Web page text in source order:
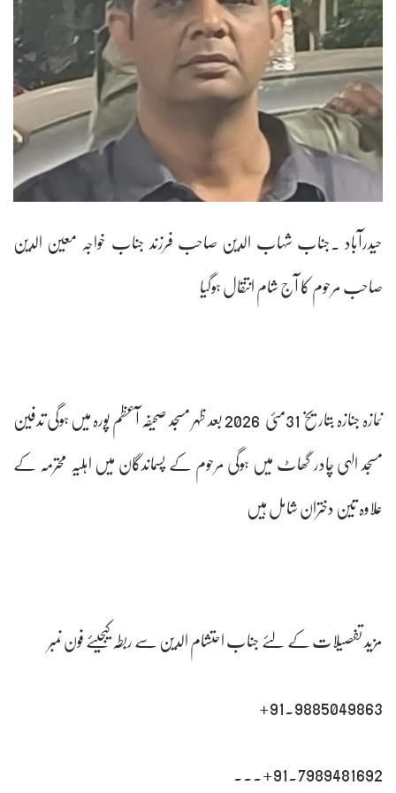
حیدرآباد ۔جناب شہاب الدین صاحب فرزند جناب خواجہ معین الدین
صاحب مرحوم کا آج شام انتقال ہوگیا
نمازہ جنازہ بتاریخ 31مئی 2026 بعد ظہر مسجد صحیفہ آعظم پورہ میں ہوگی تدفین
مسجد الہی چادر گھاٹ میں ہوگی مرحوم کے پسماندگان میں اہلیہ محترمہ کے
علاوہ تین دختران شامل ہیں
مزید تفصیلات کے لئے جناب احتشام الدین سے ربطہ کیجیۓ فون نمبر
91.9885049863+
91.7989481692+۔۔۔